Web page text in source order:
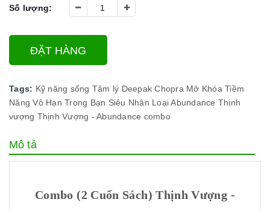
Số lượng:
ĐẶT HÀNG
Tags: Kỹ năng sống Tâm lý Deepak Chopra Mở Khóa Tiềm
Năng Vô Hạn Trong Bạn Siêu Nhân Loại Abundance Thịnh
vượng Thịnh Vượng - Abundance combo
Mô tả
Combo (2 Cuốn Sách) Thịnh Vượng -